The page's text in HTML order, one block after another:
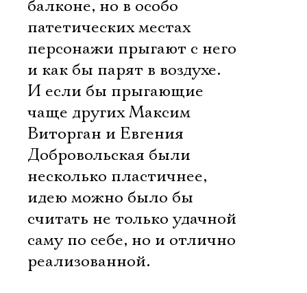
балконе, но в особо
патетических местах
персонажи прыгают с него
и как бы парят в воздухе.
И если бы прыгающие
чаще других Максим
Виторган и Евгения
Добровольская были
несколько пластичнее,
идею можно было бы
считать не только удачной
саму по себе, но и отлично
реализованной.